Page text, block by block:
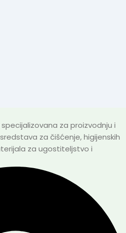
za proizvodnju i
za čišćenje, higijenskih
za ugostiteljstvo i